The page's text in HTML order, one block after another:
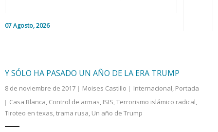
07 Agosto, 2026
Nacional
Colaboradores
Y SÓLO HA PASADO UN AÑO DE LA ERA TRUMP
8 de noviembre de 2017 Moises Castillo Internacional, Portada
Casa Blanca, Control de armas, ISIS,Terrorismo islámico radical,
Tiroteo en texas,trama rusa, Un año de Trump